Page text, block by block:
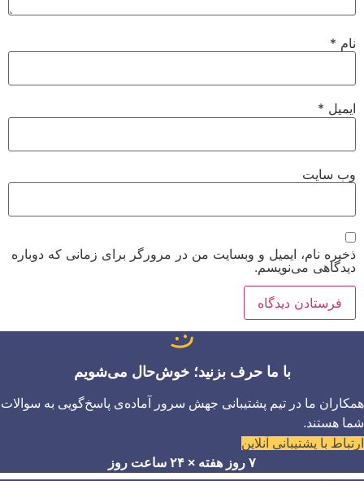
نام *
ایمیل *
وب‌ سایت
ذخیره نام، ایمیل و وبسایت من در مرورگر برای زمانی که دوباره
دیدگاهی می‌نویسم.
با ما حرف بزنید؛ خوش‌حال می‌شویم
همکاران ما در تیم پشتیبانی جهش سرور آماده‌ی پاسخ‌گویی به سوالات
شما هستند.
ارتباط با پشتیبانی آنلاین
۷ روز هفته × ۲۴ ساعت روز